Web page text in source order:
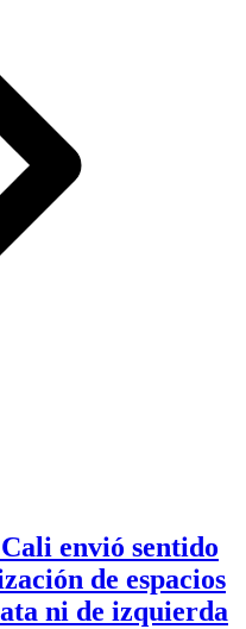
envió sentido
de espacios
ni de izquierda